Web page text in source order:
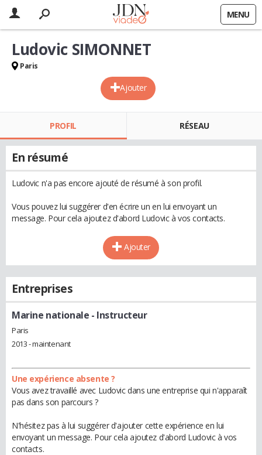
MENU
Ajouter
Ludovic SIMONNET
Paris
PROFIL RÉSEAU
En résumé
Ludovic n'a pas encore ajouté de résumé à son profil.
Vous pouvez lui suggérer d'en écrire un en lui envoyant un
message. Pour cela ajoutez d'abord Ludovic à vos contacts.
Ajouter
Entreprises
Marine nationale - Instructeur
Paris
2013 - maintenant
Une expérience absente ?
Vous avez travaillé avec Ludovic dans une entreprise qui n'apparaît
pas dans son parcours ?
N'hésitez pas à lui suggérer d'ajouter cette expérience en lui
envoyant un message. Pour cela ajoutez d'abord Ludovic à vos
contacts.